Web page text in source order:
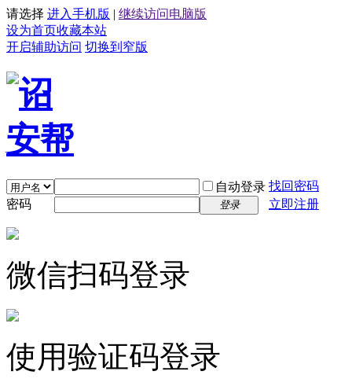
请选择 进入手机版 | 继续访问电脑版
设为首页收藏本站
开启辅助访问 切换到窄版
自动登录 找回密码
密码
登录 立即注册
微信扫码登录
使用验证码登录